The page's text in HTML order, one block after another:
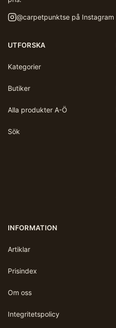
@carpetpunktse på Instagram
UTFORSKA
Kategorier
Butiker
Alla produkter A-Ö
Sök
INFORMATION
Artiklar
Prisindex
Om oss
Integritetspolicy